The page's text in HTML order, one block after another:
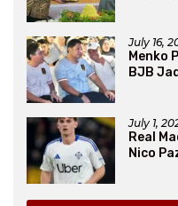
July 16,
Menko
BJB
July 1,
Real
Nico